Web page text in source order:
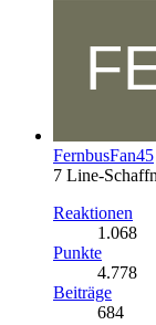
FernbusFan45
7 Line-
Reaktionen
1.068
Punkte
4.778
Beiträge
684